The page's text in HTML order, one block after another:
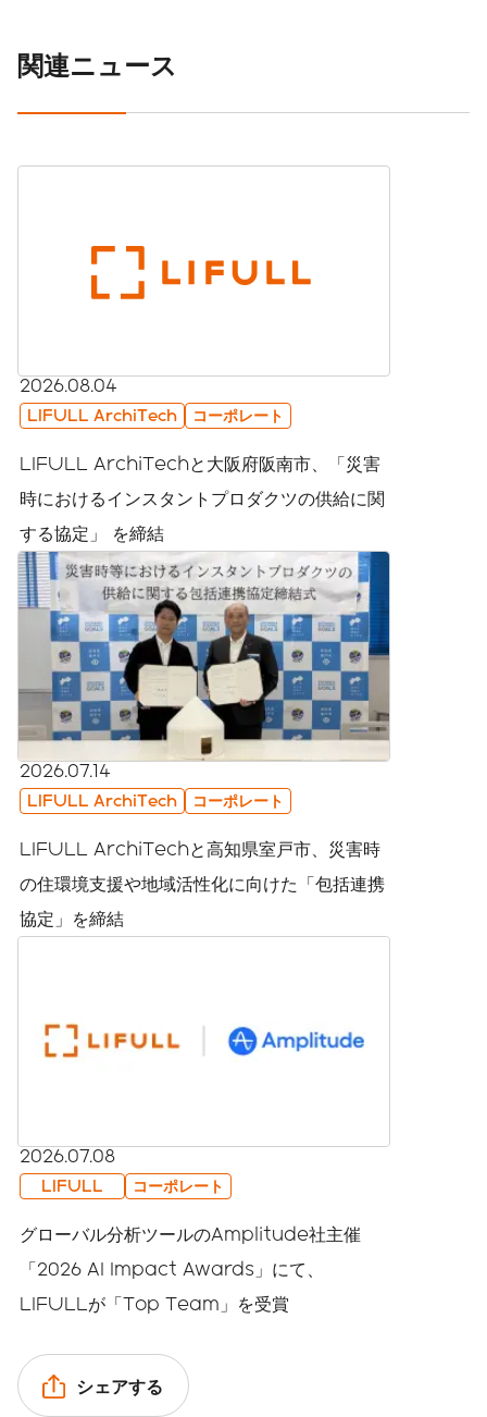
関連ニュース
2026.08.04
LIFULL ArchiTech コーポレート
LIFULL ArchiTechと大阪府阪南市、「災害
時におけるインスタントプロダクツの供給に関
する協定」 を締結
2026.07.14
LIFULL ArchiTech コーポレート
LIFULL ArchiTechと高知県室戸市、災害時
の住環境支援や地域活性化に向けた「包括連携
協定」を締結
2026.07.08
LIFULL コーポレート
グローバル分析ツールのAmplitude社主催
「2026 AI Impact Awards」にて、
LIFULLが「Top Team」を受賞
シェアする